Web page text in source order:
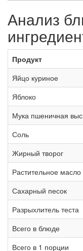
Анализ
Продукт
Яйцо куриное
Яблоко
Мука пшеничная
Соль
Жирный творог
Растительное масло
Сахарный песок
Разрыхлитель теста
Всего в блюде
Всего в 1 порции